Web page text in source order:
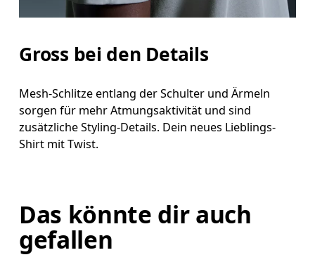
Gross bei den Details
Mesh-Schlitze entlang der Schulter und Ärmeln
sorgen für mehr Atmungsaktivität und sind
zusätzliche Styling-Details. Dein neues Lieblings-
Shirt mit Twist.
Das könnte dir auch
gefallen